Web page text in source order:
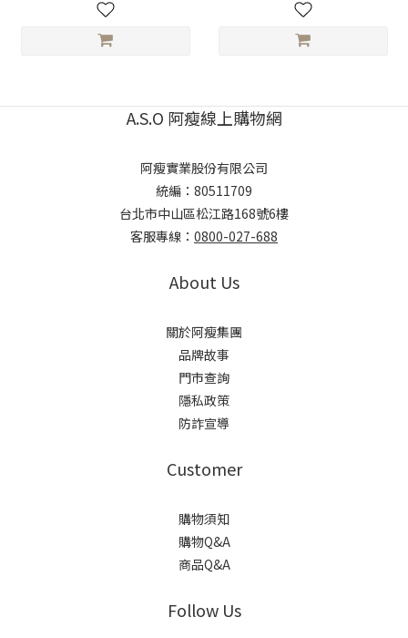
A.S.O 阿瘦線上購物網
阿瘦實業股份有限公司
統編：80511709
台北市中山區松江路168號6樓
客服專線： 0800-027-688
About Us
關於阿瘦集團
品牌故事
門市查詢
隱私政策
防詐宣導
Customer
購物須知
購物Q&A
商品Q&A
Follow Us